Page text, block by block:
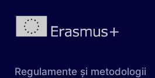
Regulamente și metodologii